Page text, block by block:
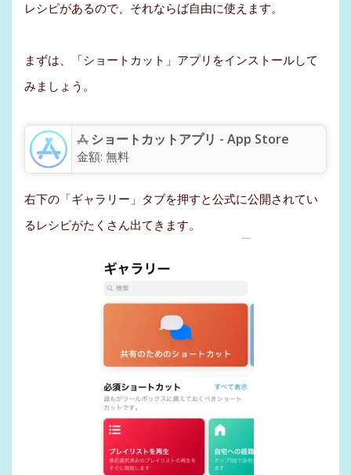
レシピがあるので、それならば自由に使えます。
まずは、「ショートカット」アプリをインストールして
みましょう。
ショートカットアプリ - App Store
金額: 無料
右下の「ギャラリー」タブを押すと公式に公開されてい
るレシピがたくさん出てきます。